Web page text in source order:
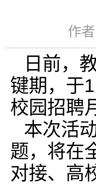
作
日前，
键期，于
校园招聘
本次活
题，将在
对接、高